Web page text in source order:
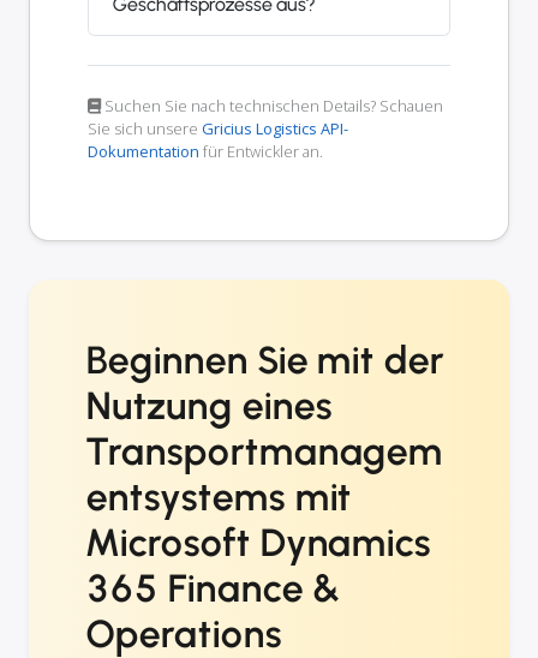
Suchen Sie nach technischen Details? Schauen
Sie sich unsere Gricius Logistics API-
Dokumentation für Entwickler an.
Beginnen Sie mit der
Nutzung eines
Transportmanagem
entsystems mit
Microsoft Dynamics
365 Finance &
Operations